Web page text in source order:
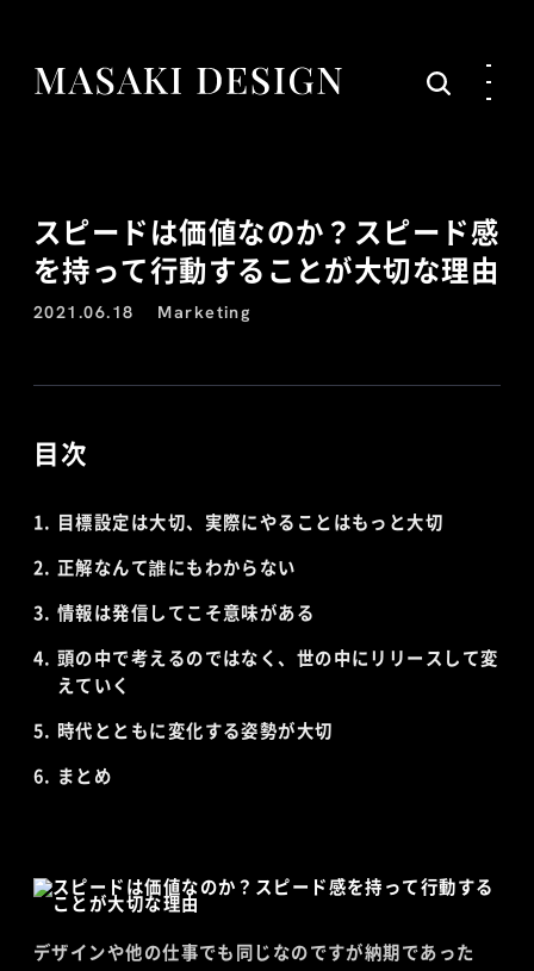
スピードは価値なのか？スピード感
を持って行動することが大切な理由
2021.06.18 Marketing
目次
目標設定は大切、実際にやることはもっと大切
正解なんて誰にもわからない
情報は発信してこそ意味がある
頭の中で考えるのではなく、世の中にリリースして変
えていく
時代とともに変化する姿勢が大切
まとめ
デザインや他の仕事でも同じなのですが納期であった